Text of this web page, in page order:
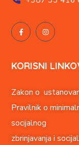
KORISNI
Zakon o
Pravilnik o
socijalnog
zbrinjavanja i